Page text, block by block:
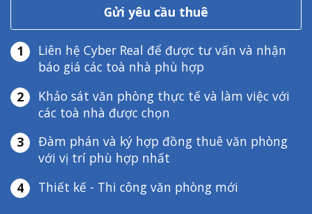
Gửi yêu cầu thuê
1
Liên hệ Cyber Real để được tư vấn và nhận
báo giá các toà nhà phù hợp
2
Khảo sát văn phòng thực tế và làm việc với
các toà nhà được chọn
3
Đàm phán và ký hợp đồng thuê văn phòng
với vị trí phù hợp nhất
4
Thiết kế - Thi công văn phòng mới